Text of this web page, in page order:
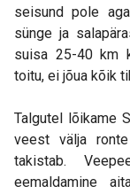
seisund pole
sünge ja
suisa 25-40 km
toitu, ei jõua kõik
Talgutel lõikame
veest välja
takistab.
eemaldamine